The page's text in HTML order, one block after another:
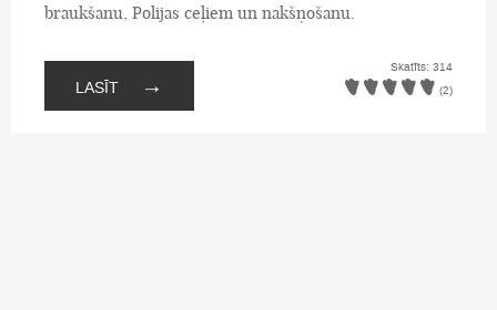
braukšanu, Polijas ceļiem un nakšņošanu.
LASĪT →
Skatīts: 314
(2)